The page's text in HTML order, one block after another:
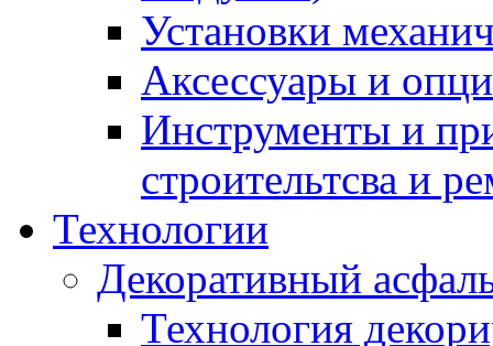
Установки
Аксессуары и
Инструменты и
строительтсва и
Технологии
Декоративный
Технология